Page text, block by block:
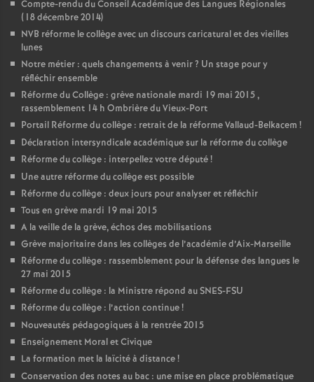
Compte-rendu du Conseil Académique des Langues Régionales
(18 décembre 2014)
NVB réforme le collège avec un discours caricatural et des vieilles
lunes
Notre métier : quels changements à venir? Un stage pour y
réfléchir ensemble
Réforme du Collège : grève nationale mardi 19 mai 2015 ,
rassemblement 14 h Ombrière du Vieux-Port
Portail Réforme du collège : retrait de la réforme Vallaud-Belkacem !
Déclaration intersyndicale académique sur la réforme du collège
Réforme du collège : interpellez votre député!
Une autre réforme du collège est possible
Réforme du collège : deux jours pour analyser et réfléchir
Tous en grève mardi 19 mai 2015
A la veille de la grève, échos des mobilisations
Grève majoritaire dans les collèges de l’académie d’Aix-Marseille
Réforme du collège : rassemblement pour la défense des langues le
27 mai 2015
Réforme du collège : la Ministre répond au SNES-FSU
Réforme du collège : l’action continue!
Nouveautés pédagogiques à la rentrée 2015
Enseignement Moral et Civique
La formation met la laïcité à distance!
Conservation des notes au bac : une mise en place problématique